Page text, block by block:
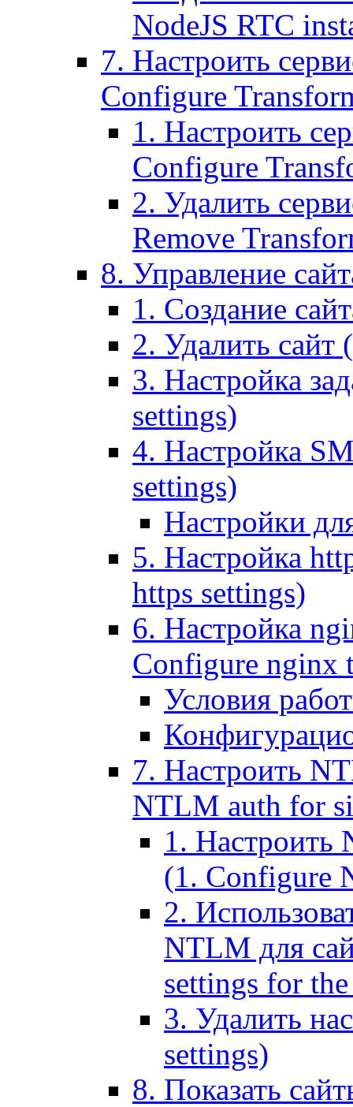
NodeJS RTC
7. Настроить
Configure
1. Настроить
Configure
2. Удалить
Remove
8. Управление
1. Создание
2. Удалить сайт
3. Настройка
settings)
4. Настройка
settings)
Настройки
5. Настройка
https settings)
6. Настройка
Configure nginx
Условия
7. Настроить
NTLM auth for
1. Настроить
(1. Configure
2.
NTLM для
settings for
3. Удалить
settings)
8. Показать